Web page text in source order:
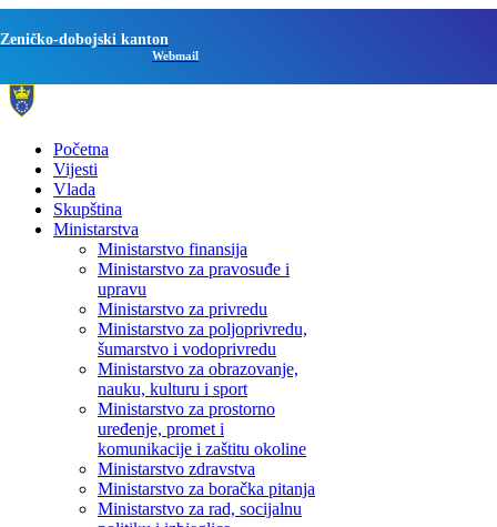
Zeničko-dobojski kanton
Webmail
Početna
Vijesti
Vlada
Skupština
Ministarstva
Ministarstvo finansija
Ministarstvo za pravosuđe i
upravu
Ministarstvo za privredu
Ministarstvo za poljoprivredu,
šumarstvo i vodoprivredu
Ministarstvo za obrazovanje,
nauku, kulturu i sport
Ministarstvo za prostorno
uređenje, promet i
komunikacije i zaštitu okoline
Ministarstvo zdravstva
Ministarstvo za boračka pitanja
Ministarstvo za rad, socijalnu